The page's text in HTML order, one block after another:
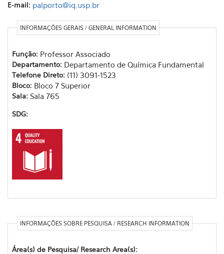
E-mail: palporto@iq.usp.br
INFORMAÇÕES GERAIS / GENERAL INFORMATION
Função: Professor Associado
Departamento: Departamento de Química Fundamental
Telefone Direto: (11) 3091-1523
Bloco: Bloco 7 Superior
Sala: Sala 765
SDG:
INFORMAÇÕES SOBRE PESQUISA / RESEARCH INFORMATION
Área(s) de Pesquisa/ Research Area(s):